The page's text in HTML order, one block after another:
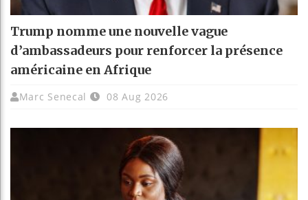
Trump nomme une nouvelle vague
d’ambassadeurs pour renforcer la présence
américaine en Afrique
Marc Senecal 08 Aug 2026